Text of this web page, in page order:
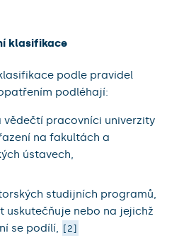
klasifikace
podle pravidel
podléhají:
vědečtí pracovníci univerzity
na fakultách a
ústavech,
studijních programů,
uskutečňuje nebo na jejichž
se podílí,
2